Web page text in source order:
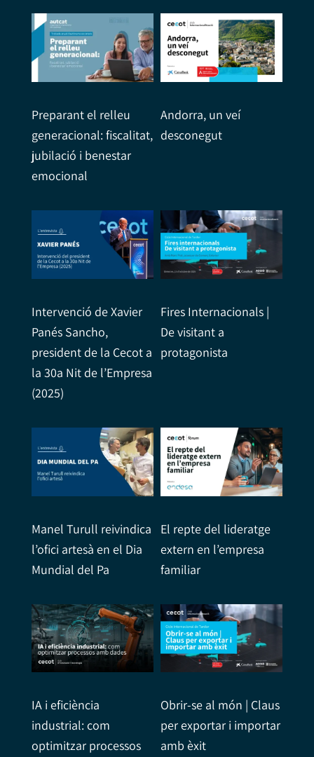
Preparant el relleu
generacional: fiscalitat,
jubilació i benestar
emocional
Andorra, un veí
desconegut
Intervenció de Xavier
Panés Sancho,
president de la Cecot a
la 30a Nit de l’Empresa
(2025)
Fires Internacionals |
De visitant a
protagonista
Manel Turull reivindica
l’ofici artesà en el Dia
Mundial del Pa
El repte del lideratge
extern en l’empresa
familiar
IA i eficiència
industrial: com
optimitzar processos
Obrir-se al món | Claus
per exportar i importar
amb èxit